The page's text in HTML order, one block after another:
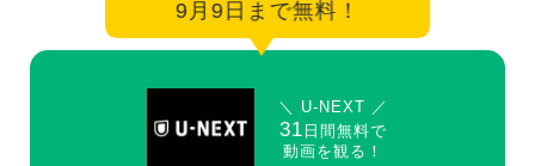
9月9日まで無料！
＼ U-NEXT ／
31 日間無料で
動画を観る！